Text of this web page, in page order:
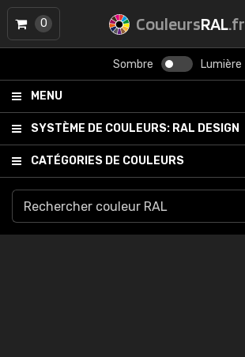
CouleursRAL.fr
Sombre Lumière
MENU
SYSTÈME DE COULEURS: RAL DESIGN
CATÉGORIES DE COULEURS
0